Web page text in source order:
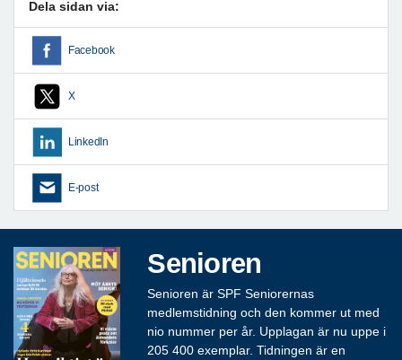
Dela sidan via:
Facebook
X
LinkedIn
E-post
Senioren
Senioren är SPF Seniorernas
medlemstidning och den kommer ut med
nio nummer per år. Upplagan är nu uppe i
205 400 exemplar. Tidningen är en